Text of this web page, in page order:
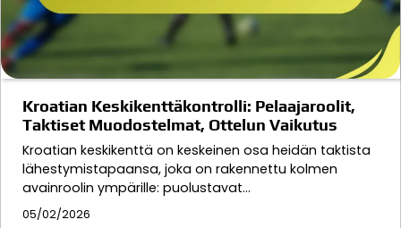
Kroatian Keskikenttäkontrolli: Pelaajaroolit,
Taktiset Muodostelmat, Ottelun Vaikutus
Kroatian keskikenttä on keskeinen osa heidän taktista
lähestymistapaansa, joka on rakennettu kolmen
avainroolin ympärille: puolustavat…
05/02/2026